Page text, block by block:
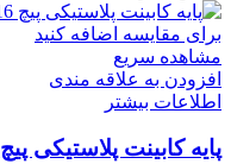
برای مقایسه اضافه کنید
مشاهده سریع
افزودن به علاقه مندی
اطلاعات بیشتر
پایه کابینت پلاستیکی پیچ 20 کفی 160 میلی متر